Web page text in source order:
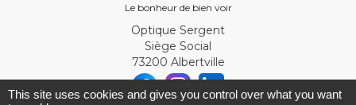
Le bonheur de bien voir
Optique Sergent
Siège Social
73200 Albertville
This site uses cookies and gives you control over what you want